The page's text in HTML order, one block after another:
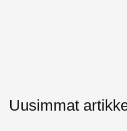
Uusimmat